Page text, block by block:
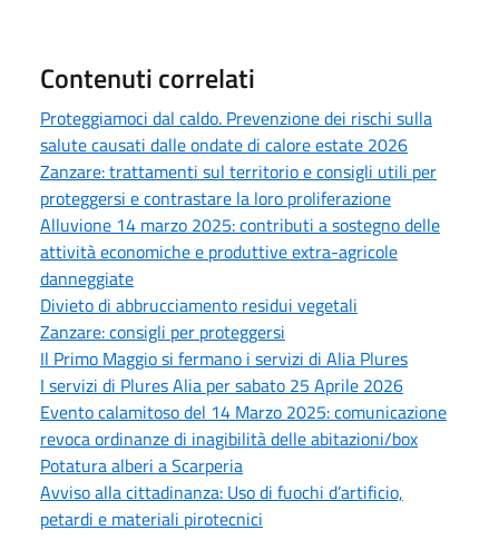
Contenuti correlati
Proteggiamoci dal caldo. Prevenzione dei rischi sulla
salute causati dalle ondate di calore estate 2026
Zanzare: trattamenti sul territorio e consigli utili per
proteggersi e contrastare la loro proliferazione
Alluvione 14 marzo 2025: contributi a sostegno delle
attività economiche e produttive extra-agricole
danneggiate
Divieto di abbrucciamento residui vegetali
Zanzare: consigli per proteggersi
Il Primo Maggio si fermano i servizi di Alia Plures
I servizi di Plures Alia per sabato 25 Aprile 2026
Evento calamitoso del 14 Marzo 2025: comunicazione
revoca ordinanze di inagibilità delle abitazioni/box
Potatura alberi a Scarperia
Avviso alla cittadinanza: Uso di fuochi d’artificio,
petardi e materiali pirotecnici